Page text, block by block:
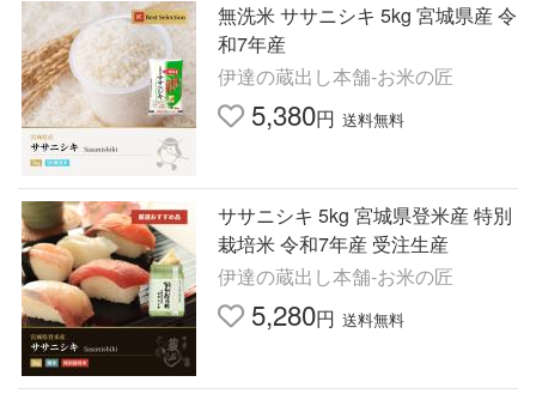
無洗米 ササニシキ 5kg 宮城県産 令
和7年産
伊達の蔵出し本舗-お米の匠
5,380円 送料無料
ササニシキ 5kg 宮城県登米産 特別
栽培米 令和7年産 受注生産
伊達の蔵出し本舗-お米の匠
5,280円 送料無料